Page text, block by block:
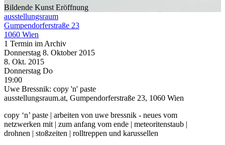
Bildende Kunst Eröffnung
ausstellungsraum
Gumpendorferstraße 23
1060 Wien
1 Termin im Archiv
Donnerstag 8. Oktober 2015
8. Okt. 2015
Donnerstag Do
19:00
Uwe Bressnik: copy 'n' paste
ausstellungsraum.at, Gumpendorferstraße 23, 1060 Wien
copy ‘n’ paste | arbeiten von uwe bressnik - neues vom
netzwerken mit | zum anfang vom ende | meteoritenstaub |
drohnen | stoßzeiten | rolltreppen und karussellen